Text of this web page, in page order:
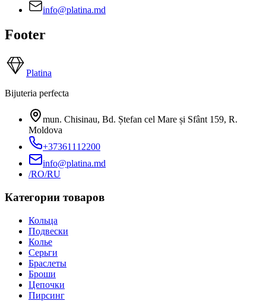
info@platina.md
Footer
Platina
Bijuteria perfecta
mun. Chisinau, Bd. Ștefan cel Mare și Sfânt 159, R.
Moldova
+37361112200
info@platina.md
/RO/RU
Категории товаров
Кольца
Подвески
Колье
Серьги
Браслеты
Броши
Цепочки
Пирсинг